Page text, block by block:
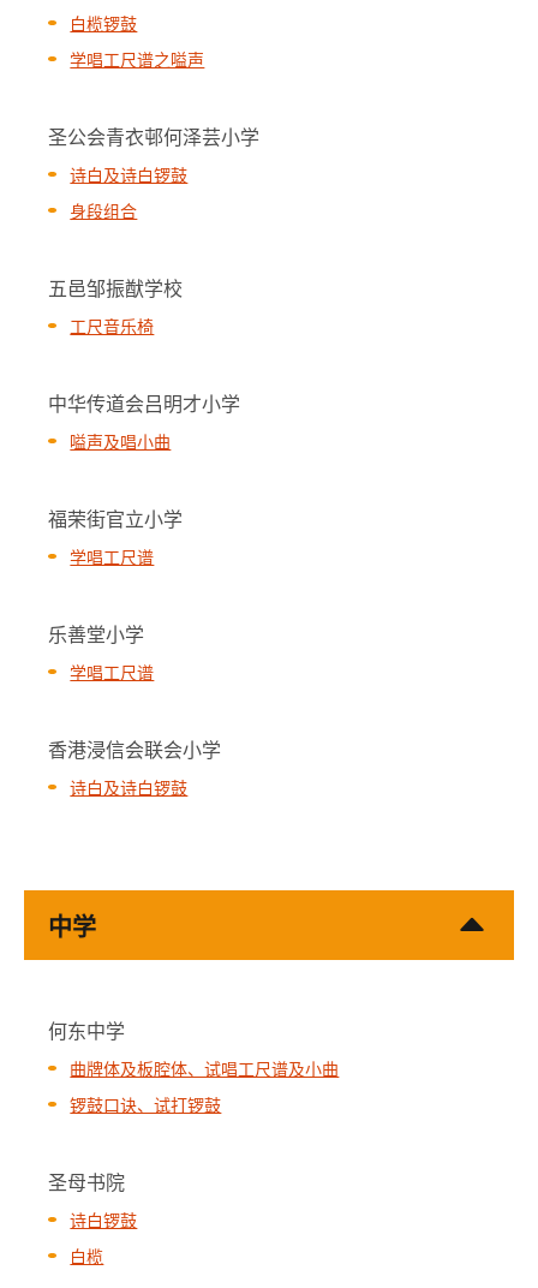
白榄锣鼓
学唱工尺谱之嗌声
圣公会青衣邨何泽芸小学
诗白及诗白锣鼓
身段组合
五邑邹振猷学校
工尺音乐椅
中华传道会吕明才小学
嗌声及唱小曲
福荣街官立小学
学唱工尺谱
乐善堂小学
学唱工尺谱
香港浸信会联会小学
诗白及诗白锣鼓
中学
何东中学
曲牌体及板腔体、试唱工尺谱及小曲
锣鼓口诀、试打锣鼓
圣母书院
诗白锣鼓
白榄